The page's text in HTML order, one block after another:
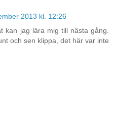
2013 kl. 12:26
kan jag lära mig till nästa gång.
och sen klippa, det här var inte